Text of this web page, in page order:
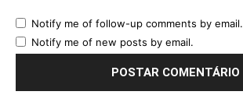
Notify me of follow-up comments by email.
Notify me of new posts by email.